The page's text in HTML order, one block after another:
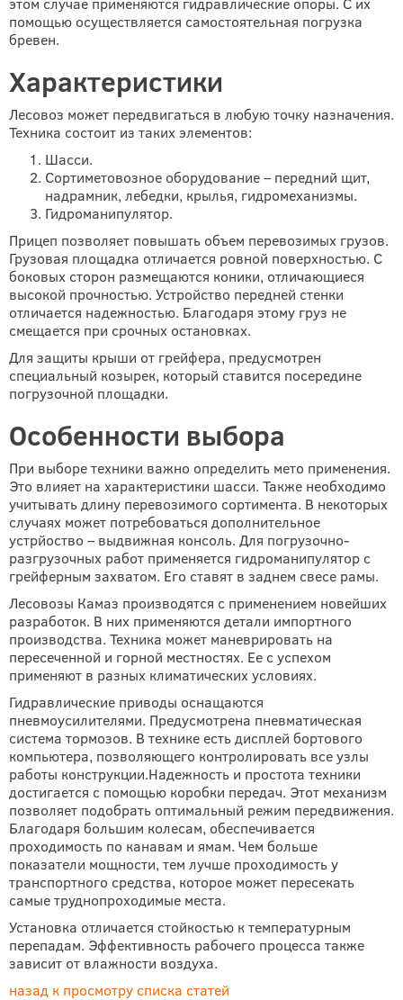
помощью осуществляется самостоятельная погрузка
бревен.
Характеристики
Лесовоз может передвигаться в любую точку назначения.
Техника состоит из таких элементов:
Шасси.
Сортиметовозное оборудование – передний щит,
надрамник, лебедки, крылья, гидромеханизмы.
Гидроманипулятор.
Прицеп позволяет повышать объем перевозимых грузов.
Грузовая площадка отличается ровной поверхностью. С
боковых сторон размещаются коники, отличающиеся
высокой прочностью. Устройство передней стенки
отличается надежностью. Благодаря этому груз не
смещается при срочных остановках.
Для защиты крыши от грейфера, предусмотрен
специальный козырек, который ставится посередине
погрузочной площадки.
Особенности выбора
При выборе техники важно определить мето применения.
Это влияет на характеристики шасси. Также необходимо
учитывать длину перевозимого сортимента. В некоторых
случаях может потребоваться дополнительное
устрйоство – выдвижная консоль. Для погрузочно-
разгрузочных работ применяется гидроманипулятор с
грейферным захватом. Его ставят в заднем свесе рамы.
Лесовозы Камаз производятся с применением новейших
разработок. В них применяются детали импортного
производства. Техника может маневрировать на
пересеченной и горной местностях. Ее с успехом
применяют в разных климатических условиях.
Гидравлические приводы оснащаются
пневмоусилителями. Предусмотрена пневматическая
система тормозов. В технике есть дисплей бортового
компьютера, позволяющего контролировать все узлы
работы конструкции.Надежность и простота техники
достигается с помощью коробки передач. Этот механизм
позволяет подобрать оптимальный режим передвижения.
Благодаря большим колесам, обеспечивается
проходимость по канавам и ямам. Чем больше
показатели мощности, тем лучше проходимость у
транспортного средства, которое может пересекать
самые труднопроходимые места.
Установка отличается стойкостью к температурным
перепадам. Эффективность рабочего процесса также
зависит от влажности воздуха.
назад к просмотру списка статей